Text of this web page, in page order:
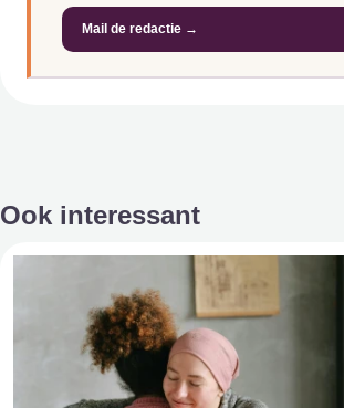
Mail de redactie →
Ook interessant